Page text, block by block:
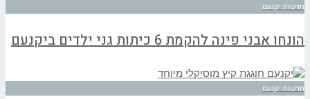
חדשות יקנעם
הונחו אבני פינה להקמת 6 כיתות גני ילדים ביקנעם
חדשות יקנעם